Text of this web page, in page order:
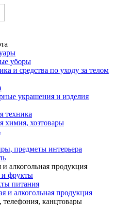
уборы
и средства по уходу за телом
украшения и изделия
техника
химия, хозтовары
предметы интерьера
и алкогольная продукция
фрукты
питания
и алкогольная продукция
канцтовары